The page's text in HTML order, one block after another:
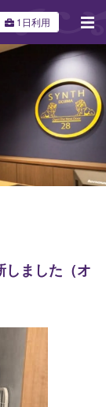
1日利用
しました（オ